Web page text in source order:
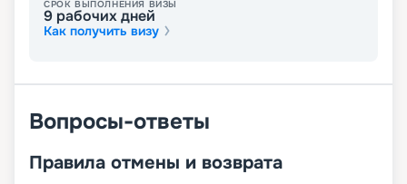
турист может выбрать себе отдых по душе. Для
этого на борту доступны:
просторная солнечная палуба с шезлонгами;
бар ресторан у бассейна и лаунж-бар;
массажный салон;
фитнес-центр с кардиотренажёрами;
СРОК ВЫПОЛНЕНИЯ ВИЗЫ
9 рабочих дней
Как получить визу
Вопросы-ответы
Правила отмены и возврата